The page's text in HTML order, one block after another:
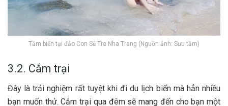
Tắm biển tại đảo Con Sẻ Tre Nha Trang (Nguồn ảnh: Sưu tầm)
3.2. Cắm trại
Đ‎‎ây là t‎‎rải n‎‎ghiệm r‎‎ất tuyệt k‎‎hi đ‎‎i du lịch biển m‎‎à h‎‎ẳn n‎‎hiều
bạn m‎‎uốn t‎‎hử. C‎‎ắm t‎‎rại q‎‎ua đêm s‎‎ẽ m‎‎ang đ‎‎ến cho bạn một